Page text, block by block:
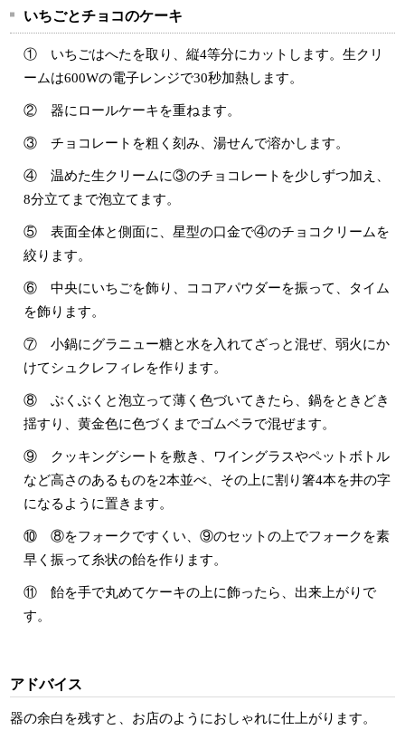
いちごとチョコのケーキ
① いちごはへたを取り、縦4等分にカットします。生クリ
ームは600Wの電子レンジで30秒加熱します。
② 器にロールケーキを重ねます。
③ チョコレートを粗く刻み、湯せんで溶かします。
④ 温めた生クリームに③のチョコレートを少しずつ加え、
8分立てまで泡立てます。
⑤ 表面全体と側面に、星型の口金で④のチョコクリームを
絞ります。
⑥ 中央にいちごを飾り、ココアパウダーを振って、タイム
を飾ります。
⑦ 小鍋にグラニュー糖と水を入れてざっと混ぜ、弱火にか
けてシュクレフィレを作ります。
⑧ ぶくぶくと泡立って薄く色づいてきたら、鍋をときどき
揺すり、黄金色に色づくまでゴムベラで混ぜます。
⑨ クッキングシートを敷き、ワイングラスやペットボトル
など高さのあるものを2本並べ、その上に割り箸4本を井の字
になるように置きます。
⑩ ⑧をフォークですくい、⑨のセットの上でフォークを素
早く振って糸状の飴を作ります。
⑪ 飴を手で丸めてケーキの上に飾ったら、出来上がりで
す。
アドバイス
器の余白を残すと、お店のようにおしゃれに仕上がります。